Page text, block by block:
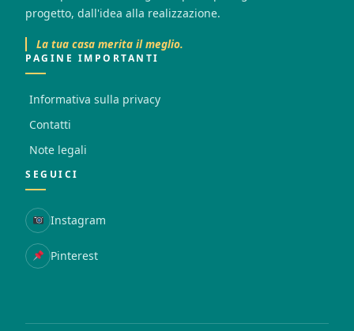
progetto, dall'idea alla realizzazione.
La tua casa merita il meglio.
PAGINE IMPORTANTI
Informativa sulla privacy
Contatti
Note legali
SEGUICI
Instagram
Pinterest